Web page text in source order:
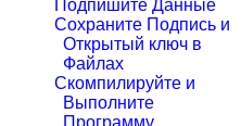
Подпишите Данные
Сохраните Подпись и
Открытый ключ в
Файлах
Скомпилируйте и
Выполните
Программу